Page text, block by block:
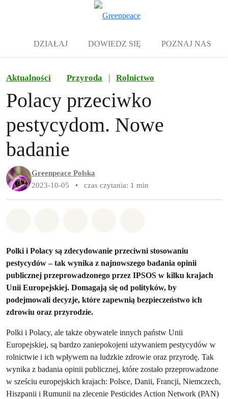
DZIAŁAJ DOWIEDZ SIĘ POZNAJ NAS
Aktualności Przyroda | Rolnictwo
Polacy przeciwko
pestycydom. Nowe
badanie
Greenpeace Polska
2023-10-05
• czas czytania: 1 min
Polki i Polacy są zdecydowanie przeciwni stosowaniu
pestycydów – tak wynika z najnowszego badania opinii
publicznej przeprowadzonego przez IPSOS w kilku krajach
Unii Europejskiej. Domagają się od polityków, by
podejmowali decyzje, które zapewnią bezpieczeństwo ich
zdrowiu oraz przyrodzie.
Polki i Polacy, ale także obywatele innych państw Unii
Europejskiej, są bardzo zaniepokojeni używaniem pestycydów w
rolnictwie i ich wpływem na ludzkie zdrowie oraz przyrodę. Tak
wynika z badania opinii publicznej, które zostało przeprowadzone
w sześciu europejskich krajach: Polsce, Danii, Francji, Niemczech,
Hiszpanii i Rumunii na zlecenie Pesticides Action Network (PAN)